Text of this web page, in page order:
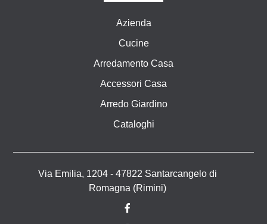
Azienda
Cucine
Arredamento Casa
Accessori Casa
Arredo Giardino
Cataloghi
Via Emilia, 1204 - 47822 Santarcangelo di
Romagna (Rimini)